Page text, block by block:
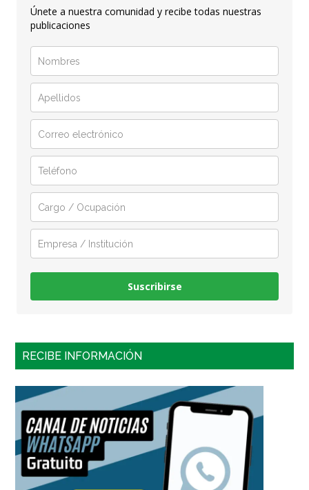
Únete a nuestra comunidad y recibe todas nuestras
publicaciones
Suscribirse
RECIBE INFORMACIÓN